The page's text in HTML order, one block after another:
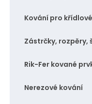
Kování pro
Zástrčky, rozpěry,
Rik-Fer kované
Nerezové kování